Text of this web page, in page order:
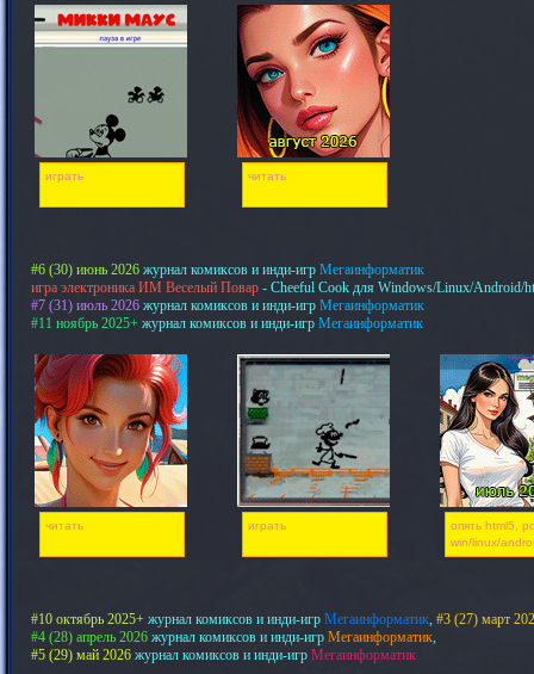
играть читать
#6 (30) июнь 2026 журнал комиксов и инди-игр Мегаинформатик
игра электроника ИМ Веселый Повар - Cheeful Cook для Windows/Linux/Android/
#7 (31) июль 2026 журнал комиксов и инди-игр Мегаинформатик
#11 ноябрь 2025+ журнал комиксов и инди-игр Мегаинформатик
читать играть
опять html5,
win/linux/
#10 октябрь 2025+ журнал комиксов и инди-игр Мегаинформатик, #3 (27) март
#4 (28) апрель 2026 журнал комиксов и инди-игр Мегаинформатик,
#5 (29) май 2026 журнал комиксов и инди-игр Мегаинформатик